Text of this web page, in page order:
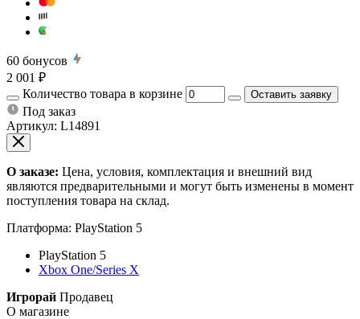
60 бонусов
2 001 ₽
Количество товара в корзине
Оставить заявку
Под заказ
Артикул: L14891
О заказе: Цена, условия, комплектация и внешний вид
являются предварительными и могут быть изменены в момент
поступления товара на склад.
Платформа: PlayStation 5
PlayStation 5
Xbox One/Series X
Игрорай Продавец
О магазине